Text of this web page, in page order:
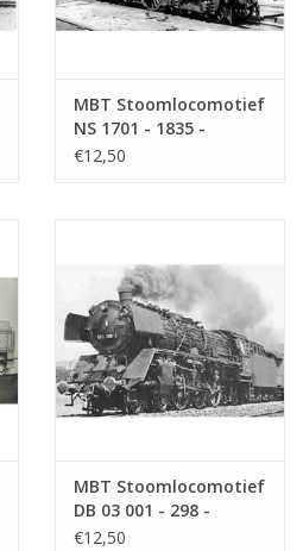
MBT Stoomlocomotief
NS 1701 - 1835 -
Bouwtekening Schaal 1
€12,50
MBT Stoomlocomotief
DB 03 001 - 298 -
Bouwtekening Schaal 1
€12,50